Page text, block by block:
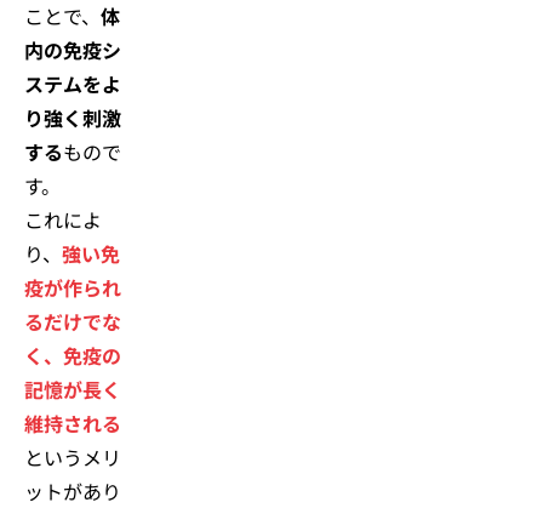
ことで、 体
内の免疫シ
ステムをよ
り強く刺激
するもので
す。
これによ
り、 強い免
疫が作られ
るだけでな
く、免疫の
記憶が長く
維持される
というメリ
ットがあり